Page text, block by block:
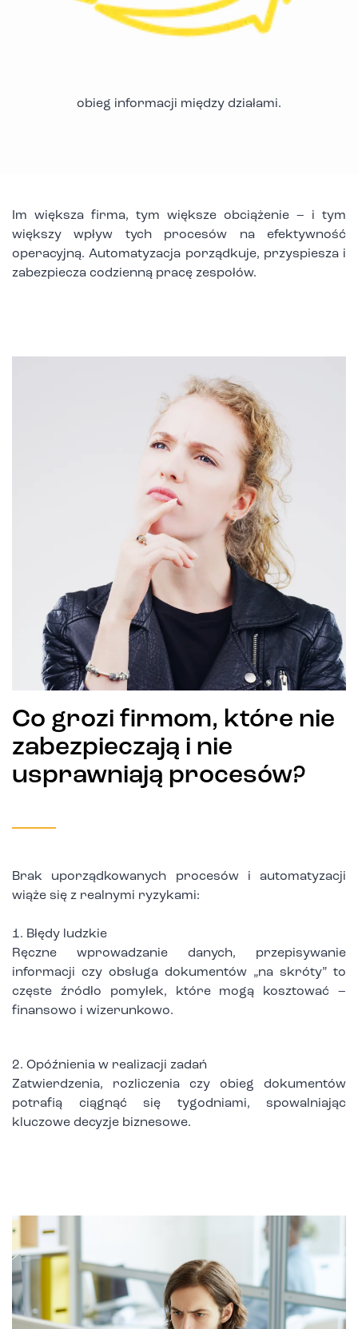
obieg informacji między działami.
Im większa firma, tym większe obciążenie – i tym
większy wpływ tych procesów na efektywność
operacyjną. Automatyzacja porządkuje, przyspiesza i
zabezpiecza codzienną pracę zespołów.
Co grozi firmom, które nie
zabezpieczają i nie
usprawniają procesów?
Brak uporządkowanych procesów i automatyzacji
wiąże się z realnymi ryzykami:
1. Błędy ludzkie
Ręczne wprowadzanie danych, przepisywanie
informacji czy obsługa dokumentów „na skróty” to
częste źródło pomyłek, które mogą kosztować –
finansowo i wizerunkowo.
2. Opóźnienia w realizacji zadań
Zatwierdzenia, rozliczenia czy obieg dokumentów
potrafią ciągnąć się tygodniami, spowalniając
kluczowe decyzje biznesowe.